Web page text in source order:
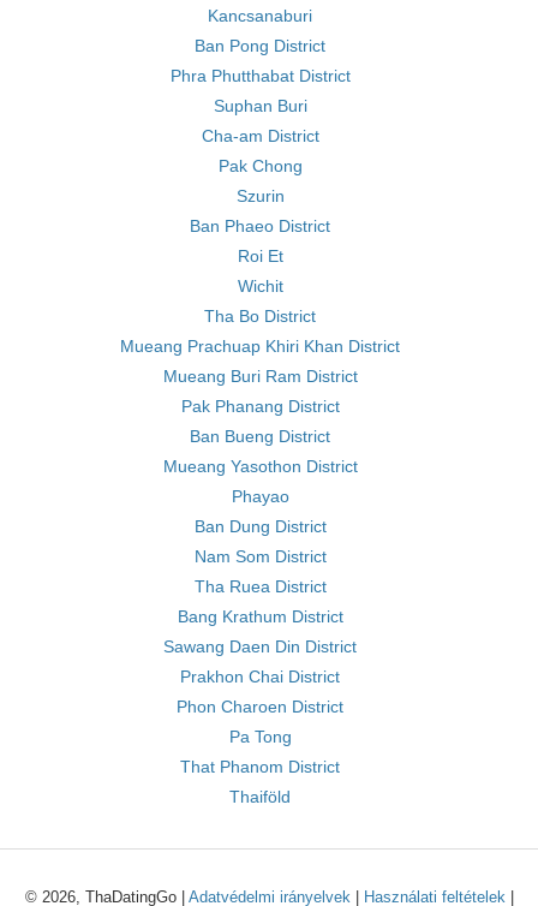
Kancsanaburi
Ban Pong District
Phra Phutthabat District
Suphan Buri
Cha-am District
Pak Chong
Szurin
Ban Phaeo District
Roi Et
Wichit
Tha Bo District
Mueang Prachuap Khiri Khan District
Mueang Buri Ram District
Pak Phanang District
Ban Bueng District
Mueang Yasothon District
Phayao
Ban Dung District
Nam Som District
Tha Ruea District
Bang Krathum District
Sawang Daen Din District
Prakhon Chai District
Phon Charoen District
Pa Tong
That Phanom District
Thaiföld
© 2026, ThaDatingGo | Adatvédelmi irányelvek| Használati feltételek|